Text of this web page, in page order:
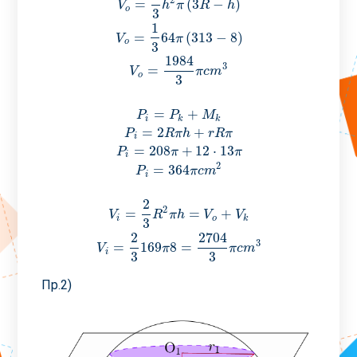
Vo =
3
h π (3R − h)
Vo =
1
3
64π (313 − 8)
Vo =
1984
3
πcm3
Pi = Pk + Mk
Pi = 2Rπh + rRπ
Pi = 208π + 12 ⋅ 13π
Pi = 364πcm2
Vi =
2
3
R2πh = Vo + Vk
Vi =
2
3
169π8 =
2704
3
πcm3
Пр.2)